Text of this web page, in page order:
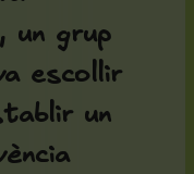
, un grup
escollir
un